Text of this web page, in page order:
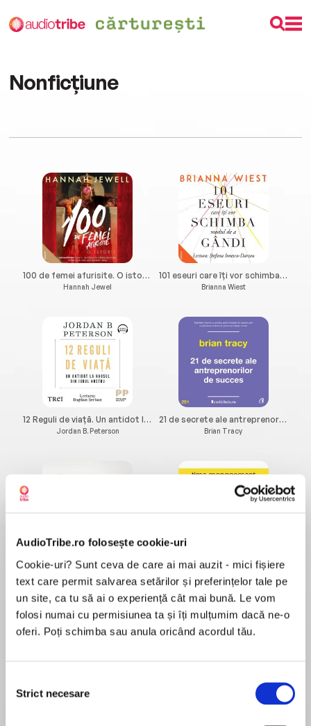
AudioTribe.ro folosește cookie-uri
Cookie-uri? Sunt ceva de care ai mai auzit - mici fișiere
text care permit salvarea setărilor și preferințelor tale pe
un site, ca tu să ai o experiență cât mai bună. Le vom
folosi numai cu permisiunea ta și îți mulțumim dacă ne-o
oferi. Poți schimba sau anula oricând acordul tău.
consimțământului
Strict necesare
Nonficțiune
100 de femei afurisite. O istorie
Hannah Jewel
101 eseuri care îți vor schimba modul de a gândi
Brianna Wiest
12 Reguli de viață. Un antidot la haosul din jurul nostru
Jordan B. Peterson
21 de secrete ale antreprenorilor de succes
Brian Tracy
24 de Ore. Schimbă pentru totdeauna felul în care lucrezi 3 Obiceiuri Bune ale Persoanelor Eficace
Abilități de comunicare